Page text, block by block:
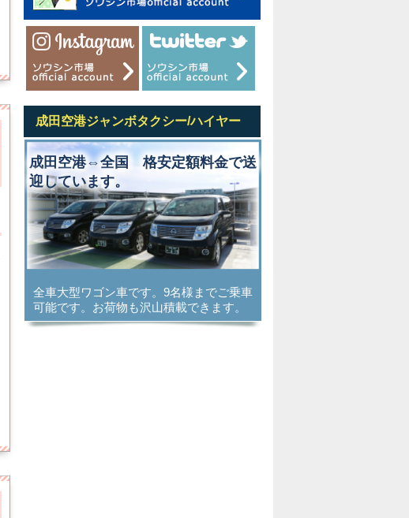
成田空港ジャンボタクシー/ハイヤー
成田空港⇔全国 格安定額料金で送
迎しています。
全車大型ワゴン車です。9名様までご乗車
可能です。お荷物も沢山積載できます。